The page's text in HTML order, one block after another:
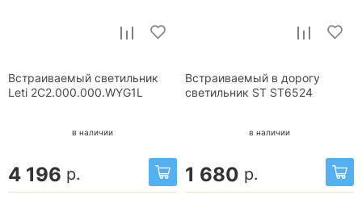
Встраиваемый светильник
Leti 2C2.000.000.WYG1L
в наличии
4 196 р.
Встраиваемый в дорогу
светильник ST ST6524
в наличии
1 680 р.